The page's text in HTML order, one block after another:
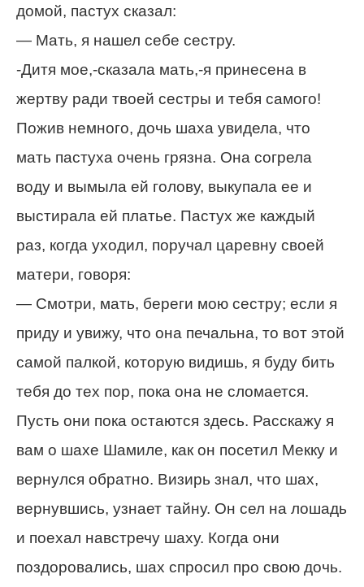
домой, пастух сказал:
— Мать, я нашел себе сестру.
-Дитя мое,-сказала мать,-я принесена в
жертву ради твоей сестры и тебя самого!
Пожив немного, дочь шаха увидела, что
мать пастуха очень грязна. Она согрела
воду и вымыла ей голову, выкупала ее и
выстирала ей платье. Пастух же каждый
раз, когда уходил, поручал царевну своей
матери, говоря:
— Смотри, мать, береги мою сестру; если я
приду и увижу, что она печальна, то вот этой
самой палкой, которую видишь, я буду бить
тебя до тех пор, пока она не сломается.
Пусть они пока остаются здесь. Расскажу я
вам о шахе Шамиле, как он посетил Мекку и
вернулся обратно. Визирь знал, что шах,
вернувшись, узнает тайну. Он сел на лошадь
и поехал навстречу шаху. Когда они
поздоровались, шах спросил про свою дочь.